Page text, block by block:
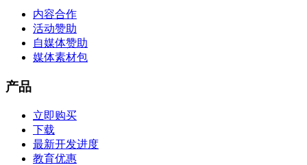
内容合作
活动赞助
自媒体赞助
媒体素材包
产品
立即购买
下载
最新开发进度
教育优惠